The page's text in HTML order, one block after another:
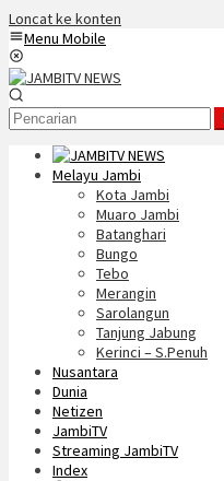
Loncat ke konten
Menu Mobile
Melayu Jambi
Kota Jambi
Muaro Jambi
Batanghari
Bungo
Tebo
Merangin
Sarolangun
Tanjung Jabung
Kerinci – S.Penuh
Nusantara
Dunia
Netizen
JambiTV
Streaming JambiTV
Index